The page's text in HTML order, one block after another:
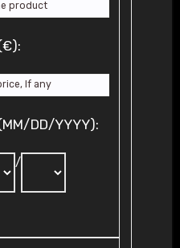
DD/YYYY):
/